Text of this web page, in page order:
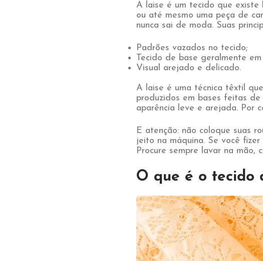
A laise é um tecido que existe
ou até mesmo uma peça de
nunca sai de moda. Suas
Padrões vazados no tecido;
Tecido de base geralmente
Visual arejado e delicado.
A laise é uma técnica têxtil
produzidos em bases feitas
aparência leve e arejada. Por
E atenção: não coloque suas
jeito na máquina. Se você
Procure sempre lavar na mão,
O que é o tecido